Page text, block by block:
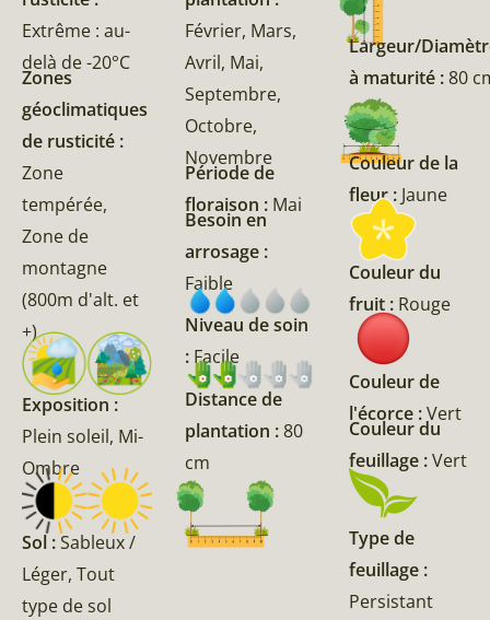
Extrême : au-
delà de -20°C
Zones
géoclimatiques
de rusticité :
Zone
tempérée,
Zone de
montagne
(800m d'alt. et
+)
Exposition :
Plein soleil, Mi-
Ombre
Sol :Sableux /
Léger, Tout
type de sol
Février, Mars,
Avril, Mai,
Septembre,
Octobre,
Novembre
Période de
floraison : Mai
Besoin en
arrosage :
Faible
Niveau de soin
: Facile
Distance de
plantation :80
cm
Largeur/
à maturité :80
Couleur de la
fleur : Jaune
Couleur du
fruit : Rouge
Couleur de
l'écorce :Vert
Couleur du
feuillage :Vert
Type de
feuillage :
Persistant